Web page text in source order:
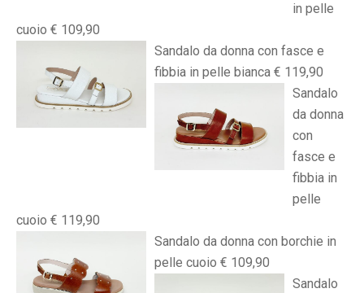
in pelle
cuoio € 109,90
Sandalo da donna con fasce e
fibbia in pelle bianca € 119,90
Sandalo
da donna
con
fasce e
fibbia in
pelle
cuoio € 119,90
Sandalo da donna con borchie in
pelle cuoio € 109,90
Sandalo